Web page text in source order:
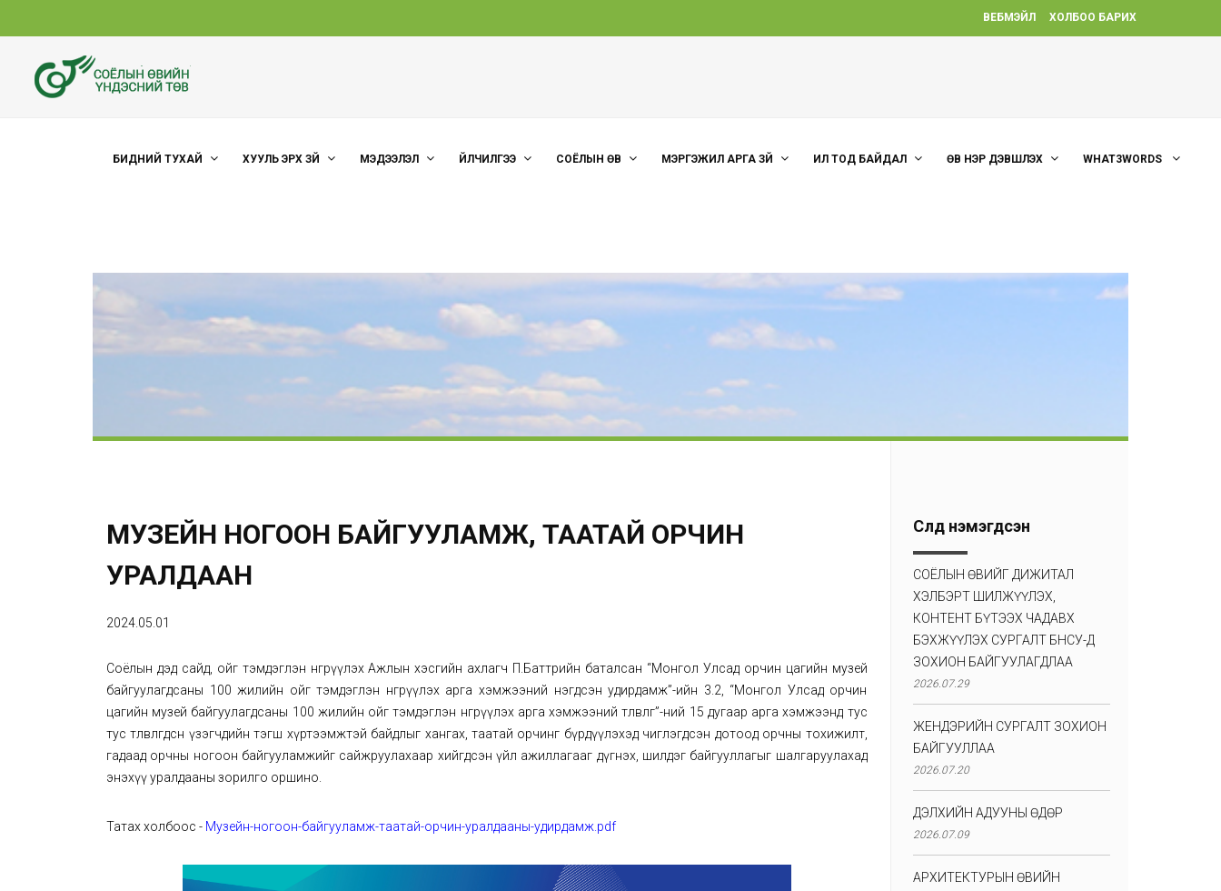
ВЕБМЭЙЛ ХОЛБОО БАРИХ
БИДНИЙ ТУХАЙ ХУУЛЬ ЭРХ ЗҮЙ МЭДЭЭЛЭЛ ҮЙЛЧИЛГЭЭ СОЁЛЫН ӨВ МЭРГЭЖИЛ АРГА ЗҮЙ ИЛ ТОД БАЙДАЛ ӨВ НЭР ДЭВШҮҮЛЭХ WHAT3WORDS
МУЗЕЙН НОГООН БАЙГУУЛАМЖ, ТААТАЙ ОРЧИН
УРАЛДААН
2024.05.01
Соёлын дэд сайд, ойг тэмдэглэн өнгөрүүлэх Ажлын хэсгийн ахлагч П.Баттөрийн баталсан “Монгол Улсад орчин цагийн музей
байгуулагдсаны 100 жилийн ойг тэмдэглэн өнгөрүүлэх арга хэмжээний нэгдсэн удирдамж”-ийн 3.2, “Монгол Улсад орчин
цагийн музей байгуулагдсаны 100 жилийн ойг тэмдэглэн өнгөрүүлэх арга хэмжээний төлөвлөгөө”-ний 15 дугаар арга хэмжээнд тус
тус төлөвлөгдсөн үзэгчдийн тэгш хүртээмжтэй байдлыг хангах, таатай орчинг бүрдүүлэхэд чиглэгдсэн дотоод орчны тохижилт,
гадаад орчны ногоон байгууламжийг сайжруулахаар хийгдсэн үйл ажиллагааг дүгнэх, шилдэг байгууллагыг шалгаруулахад
энэхүү уралдааны зорилго оршино.
Татах холбоос - Музейн-ногоон-байгууламж-таатай-орчин-уралдааны-удирдамж.pdf
Сүүлд нэмэгдсэн
СОЁЛЫН ӨВИЙГ ДИЖИТАЛ
ХЭЛБЭРТ ШИЛЖҮҮЛЭХ,
КОНТЕНТ БҮТЭЭХ ЧАДАВХ
БЭХЖҮҮЛЭХ СУРГАЛТ БНСУ-Д
ЗОХИОН БАЙГУУЛАГДЛАА
2026.07.29
ЖЕНДЭРИЙН СУРГАЛТ ЗОХИОН
БАЙГУУЛЛАА
2026.07.20
ДЭЛХИЙН АДУУНЫ ӨДӨР
2026.07.09
АРХИТЕКТУРЫН ӨВИЙН